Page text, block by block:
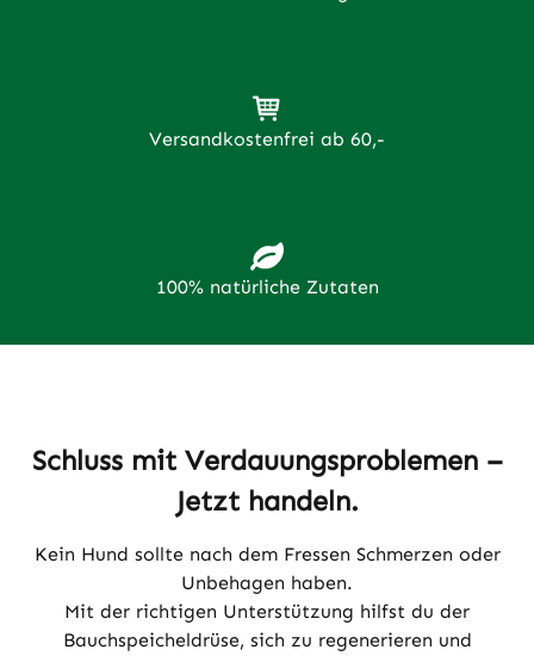
Versandkostenfrei ab 60,-
100% natürliche Zutaten
Schluss mit Verdauungsproblemen –
Jetzt handeln.
Kein Hund sollte nach dem Fressen Schmerzen oder
Unbehagen haben.
Mit der richtigen Unterstützung hilfst du der
Bauchspeicheldrüse, sich zu regenerieren und